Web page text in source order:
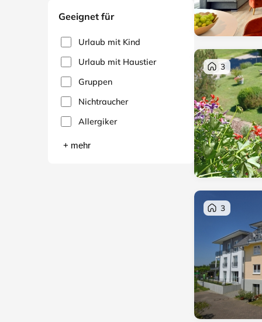
Geeignet für
Urlaub mit Kind
Urlaub mit Haustier
Gruppen
Nichtraucher
Allergiker
+ mehr
3
3